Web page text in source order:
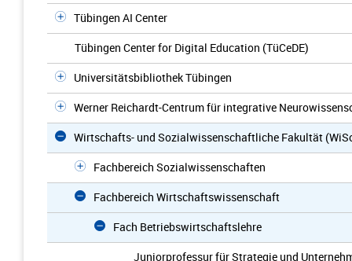
Tübingen AI Center
Tübingen Center for Digital Education (TüCeDE)
Universitätsbibliothek Tübingen
Werner Reichardt-Centrum für integrative
Wirtschafts- und Sozialwissenschaftliche Fakultät
Fachbereich Sozialwissenschaften
Fachbereich Wirtschaftswissenschaft
Fach Betriebswirtschaftslehre
Juniorprofessur für Strategie und